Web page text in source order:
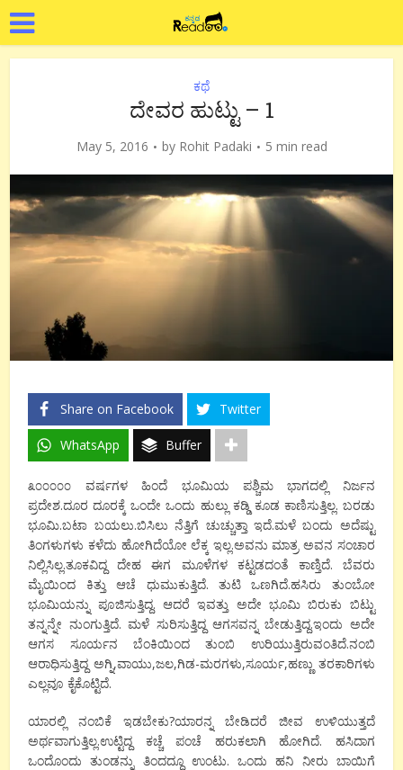
ಕಥೆ
ದೇವರ ಹುಟ್ಟು – 1
May 5, 2016 by Rohit Padaki 5 min read
Share on Facebook Twitter
WhatsApp Buffer
೩೦೦೦೦೦ ವರ್ಷಗಳ ಹಿಂದೆ ಭೂಮಿಯ ಪಶ್ಚಿಮ ಭಾಗದಲ್ಲಿ ನಿರ್ಜನ
ಪ್ರದೇಶ.ದೂರ ದೂರಕ್ಕೆ ಒಂದೇ ಒಂದು ಹುಲ್ಲು ಕಡ್ಡಿ ಕೂಡ ಕಾಣಿಸುತ್ತಿಲ್ಲ. ಬರಡು
ಭೂಮಿ.ಬಟಾ ಬಯಲು.ಬಿಸಿಲು ನೆತ್ತಿಗೆ ಚುಚ್ಚುತ್ತಾ ಇದೆ.ಮಳೆ ಬಂದು ಅದೆಷ್ಟು
ತಿಂಗಳುಗಳು ಕಳೆದು ಹೋಗಿದೆಯೋ ಲೆಕ್ಕ ಇಲ್ಲ.ಅವನು ಮಾತ್ರ ಅವನ ಸಂಚಾರ
ನಿಲ್ಲಿಸಿಲ್ಲ.ತೂಕವಿದ್ದ ದೇಹ ಈಗ ಮೂಳೆಗಳ ಕಟ್ಟಡದಂತೆ ಕಾಣ್ತಿದೆ. ಬೆವರು
ಮೈಯಿಂದ ಕಿತ್ತು ಆಚೆ ಧುಮುಕುತ್ತಿದೆ. ತುಟಿ ಒಣಗಿದೆ.ಹಸಿರು ತುಂಬೋ
ಭೂಮಿಯನ್ನು ಪೂಜಿಸುತ್ತಿದ್ದ. ಆದರೆ ಇವತ್ತು ಅದೇ ಭೂಮಿ ಬಿರುಕು ಬಿಟ್ಟು
ತನ್ನನ್ನೇ ನುಂಗುತ್ತಿದೆ. ಮಳೆ ಸುರಿಸುತ್ತಿದ್ದ ಆಗಸವನ್ನ ಬೇಡುತ್ತಿದ್ದ.ಇಂದು ಅದೇ
ಆಗಸ ಸೂರ್ಯನ ಬೆಂಕಿಯಿಂದ ತುಂಬಿ ಉರಿಯುತ್ತಿರುವಂತಿದೆ.ನಂಬಿ
ಆರಾಧಿಸುತ್ತಿದ್ದ ಅಗ್ನಿ,ವಾಯು,ಜಲ,ಗಿಡ-ಮರಗಳು,ಸೂರ್ಯ,ಹಣ್ಣು ತರಕಾರಿಗಳು
ಎಲ್ಲವೂ ಕೈಕೊಟ್ಟಿದೆ.
ಯಾರಲ್ಲಿ ನಂಬಿಕೆ ಇಡಬೇಕು?ಯಾರನ್ನ ಬೇಡಿದರೆ ಜೀವ ಉಳಿಯುತ್ತದೆ
ಅರ್ಥವಾಗುತ್ತಿಲ್ಲ.ಉಟ್ಟಿದ್ದ ಕಚ್ಚೆ ಪಂಚೆ ಹರುಕಲಾಗಿ ಹೋಗಿದೆ. ಹಸಿದಾಗ
ಒಂದೊಂದು ತುಂಡನ್ನು ತಿಂದದ್ದೂ ಉಂಟು. ಒಂದು ಹನಿ ನೀರು ಬಾಯಿಗೆ